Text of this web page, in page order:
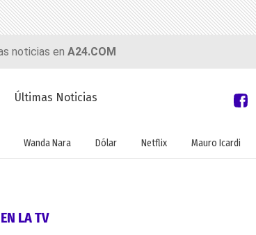
noticias en A24.COM
Últimas Noticias
Wanda Nara Dólar Netflix Mauro Icardi
LA TV